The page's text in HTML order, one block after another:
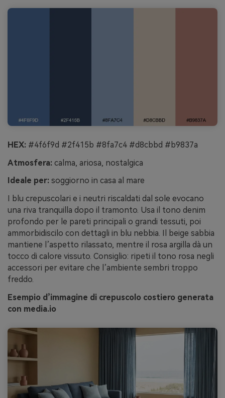
HEX: #4f6f9d #2f415b #8fa7c4 #d8cbbd #b9837a
Atmosfera: calma, ariosa, nostalgica
Ideale per: soggiorno in casa al mare
I blu crepuscolari e i neutri riscaldati dal sole evocano
una riva tranquilla dopo il tramonto. Usa il tono denim
profondo per le pareti principali o grandi tessuti, poi
ammorbidiscilo con dettagli in blu nebbia. Il beige sabbia
mantiene l’aspetto rilassato, mentre il rosa argilla dà un
tocco di calore vissuto. Consiglio: ripeti il tono rosa negli
accessori per evitare che l’ambiente sembri troppo
freddo.
Esempio d’immagine di crepuscolo costiero generata
con media.io